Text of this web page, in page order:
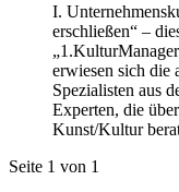
I.
erschließen“ –
erwiesen sich die
Spezialisten aus
Experten, die
Kunst/Kultur
Seite 1 von 1